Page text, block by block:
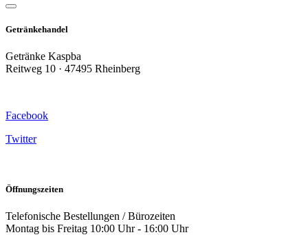
Getränkehandel
Getränke Kaspba
Reitweg 10 · 47495 Rheinberg
Facebook
Twitter
Öffnungszeiten
Telefonische Bestellungen / Bürozeiten
Montag bis Freitag 10:00 Uhr - 16:00 Uhr